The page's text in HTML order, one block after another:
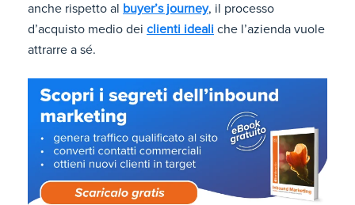
anche rispetto al buyer’s journey, il processo
d’acquisto medio dei clienti ideali che l’azienda vuole
attrarre a sé.